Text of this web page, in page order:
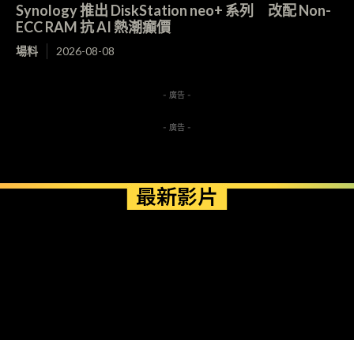
Synology 推出 DiskStation neo+ 系列 改配 Non-
ECC RAM 抗 AI 熱潮癲價
場料 2026-08-08
- 廣告 -
- 廣告 -
最新影片